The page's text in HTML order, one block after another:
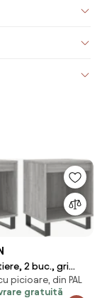
2 buc., gri
cm, lemn
picioare, din PAL
gratuită